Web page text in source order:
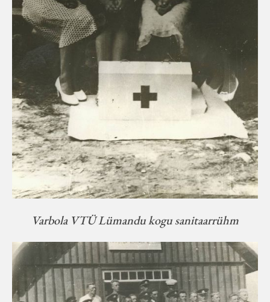
Varbola VTÜ Lümandu kogu sanitaarrühm